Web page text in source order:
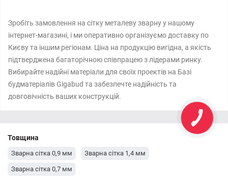
Зробіть замовлення на сітку металеву зварну у нашому
інтернет-магазині, і ми оперативно організуємо доставку по
Києву та іншим регіонам. Ціна на продукцію вигідна, а якість
підтверджена багаторічною співпрацею з лідерами ринку.
Вибирайте надійні матеріали для своїх проектів на Базі
будматеріалів Gigabud та забезпечте надійність та
довговічність ваших конструкцій.
Товщина
Зварна сітка 0,9 мм Зварна сітка 1,4 мм
Зварна сітка 0,7 мм